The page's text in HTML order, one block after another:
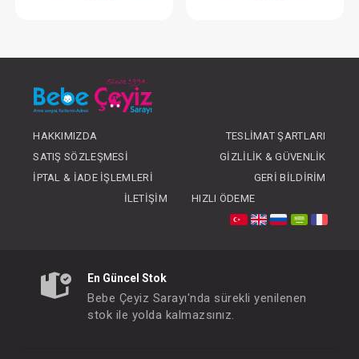
OLUNUZ
HAKKIMIZDA
TESLIMAT ŞARTLARI
SATIŞ SÖZLEŞMESI
GIZLILIK & GÜVENLIK
İPTAL & İADE İŞLEMLERI
GERI BILDIRIM
İLETIŞIM
HIZLI ÖDEME
En Güncel Stok
Bebe Çeyiz Sarayı'nda sürekli yenilenen
stok ile yolda kalmazsınız.